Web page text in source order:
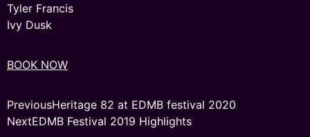
Tyler Francis
Ivy Dusk
BOOK NOW
PreviousHeritage 82 at EDMB festival 2020
NextEDMB Festival 2019 Highlights